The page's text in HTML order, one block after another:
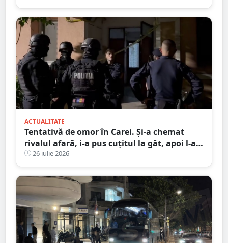
ACTUALITATE
Tentativă de omor în Carei. Și-a chemat
rivalul afară, i-a pus cuțitul la gât, apoi l-a
înjunghiat în abdomen
26 iulie 2026